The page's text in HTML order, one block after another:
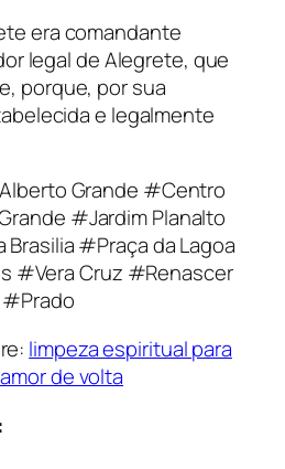
era comandante
legal de Alegrete, que
porque, por sua
e legalmente
Grande #Centro
#Jardim Planalto
#Praça da Lagoa
#Vera Cruz #Renascer
#Prado
limpeza espiritual para
de volta